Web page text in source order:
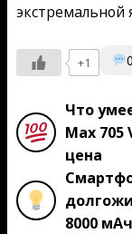
экстремальной
+1 0
Что
Max 705
цена
8000 мАч